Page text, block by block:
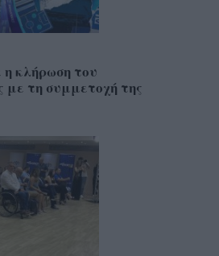
η κλήρωση του
τη συμμετοχή της